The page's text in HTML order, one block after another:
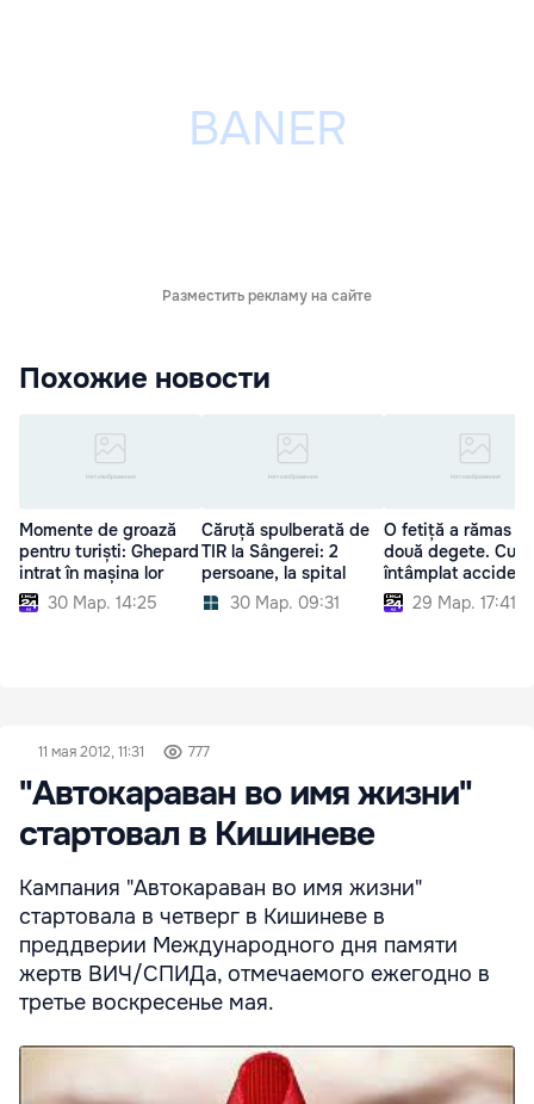
Разместить рекламу на сайте
Похожие новости
Momente de groază
pentru turiști: Ghepard
intrat în mașina lor
30 Мар. 14:25
Căruță spulberată de
TIR la Sângerei: 2
persoane, la spital
30 Мар. 09:31
O fetiță a rămas
două degete.
întâmplat
29 Мар. 17:41
11 мая 2012, 11:31 777
"Автокараван во имя жизни"
стартовал в Кишиневе
Кампания "Автокараван во имя жизни"
стартовала в четверг в Кишиневе в
преддверии Международного дня памяти
жертв ВИЧ/СПИДа, отмечаемого ежегодно в
третье воскресенье мая.